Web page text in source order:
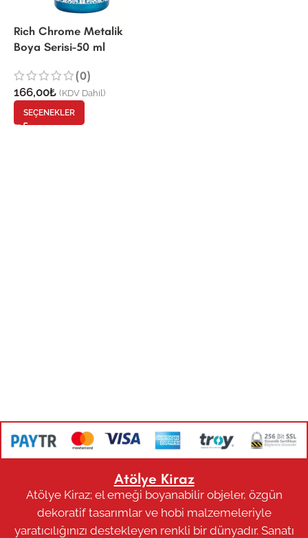
Rich Chrome Metalik
Boya Serisi-50 ml
(0)
166,00₺ (KDV Dahil)
SEÇENEKLER
Atölye Kiraz
Atölye Kiraz; el emeği boyanabilir objeler, özgün
dekoratif tasarımlar ve hobi malzemeleriyle
yaratıcılığınızı destekleyen renkli bir dünyadır. Sanatı